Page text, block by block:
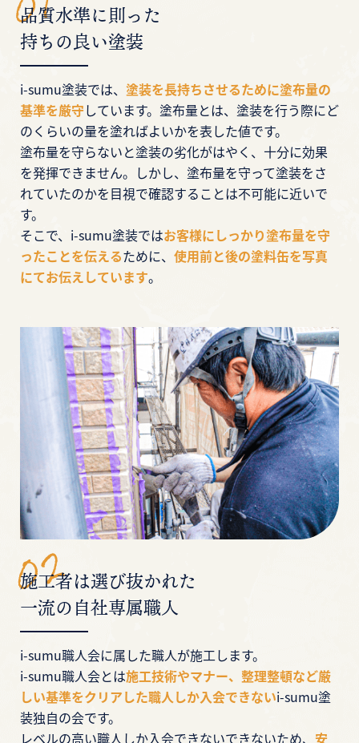
品質水準に則った
持ちの良い塗装
i-sumu塗装では、 塗装を長持ちさせるために塗布量の
基準を厳守しています。塗布量とは、塗装を行う際にど
のくらいの量を塗ればよいかを表した値です。
塗布量を守らないと塗装の劣化がはやく、十分に効果
を発揮できません。しかし、塗布量を守って塗装をさ
れていたのかを目視で確認することは不可能に近いで
す。
そこで、i-sumu塗装ではお客様にしっかり塗布量を守
ったことを伝えるために、 使用前と後の塗料缶を写真
にてお伝えしています。
施工者は選び抜かれた
一流の自社専属職人
i-sumu職人会に属した職人が施工します。
i-sumu職人会とは施工技術やマナー、整理整頓など厳
しい基準をクリアした職人しか入会できないi-sumu塗
装独自の会です。
レベルの高い職人しか入会できないできないため、 安